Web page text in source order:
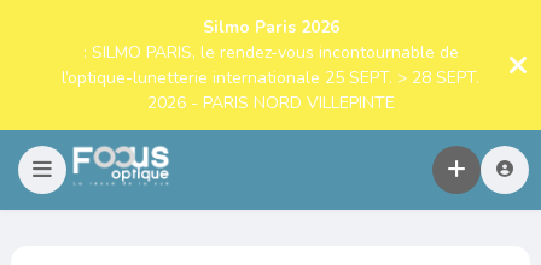
Silmo Paris 2026
: SILMO PARIS, le rendez-vous incontournable de
l’optique-lunetterie internationale 25 SEPT. > 28 SEPT.
2026 - PARIS NORD VILLEPINTE